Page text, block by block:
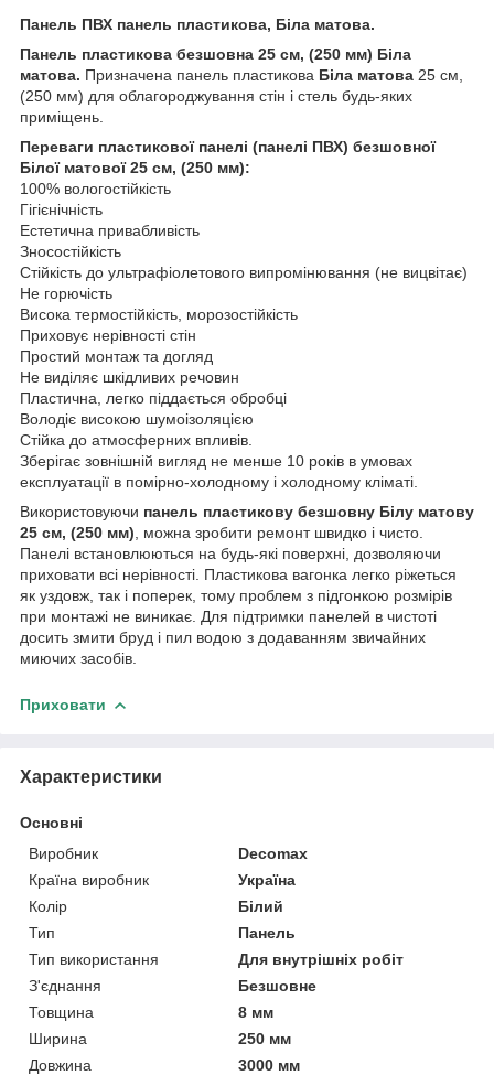
Панель ПВХ панель пластикова, Біла матова.
Панель пластикова безшовна 25 см, (250 мм) Біла
матова. Призначена панель пластикова Біла матова 25 см,
(250 мм) для облагороджування стін і стель будь-яких
приміщень.
Переваги пластикової панелі (панелі ПВХ) безшовної
Білої матової 25 см, (250 мм):
100% вологостійкість
Гігієнічність
Естетична привабливість
Зносостійкість
Стійкість до ультрафіолетового випромінювання (не вицвітає)
Не горючість
Висока термостійкість, морозостійкість
Приховує нерівності стін
Простий монтаж та догляд
Не виділяє шкідливих речовин
Пластична, легко піддається обробці
Володіє високою шумоізоляцією
Стійка до атмосферних впливів.
Зберігає зовнішній вигляд не менше 10 років в умовах
експлуатації в помірно-холодному і холодному кліматі.
Використовуючи панель пластикову безшовну Білу матову
25 см, (250 мм) , можна зробити ремонт швидко і чисто.
Панелі встановлюються на будь-які поверхні, дозволяючи
приховати всі нерівності. Пластикова вагонка легко ріжеться
як уздовж, так і поперек, тому проблем з підгонкою розмірів
при монтажі не виникає. Для підтримки панелей в чистоті
досить змити бруд і пил водою з додаванням звичайних
миючих засобів.
Приховати
Характеристики
Основні
Виробник
Decomax
Країна виробник
Україна
Колір
Білий
Тип
Панель
Тип використання
Для внутрішніх робіт
З'єднання
Безшовне
Товщина
8 мм
Ширина
250 мм
Довжина
3000 мм